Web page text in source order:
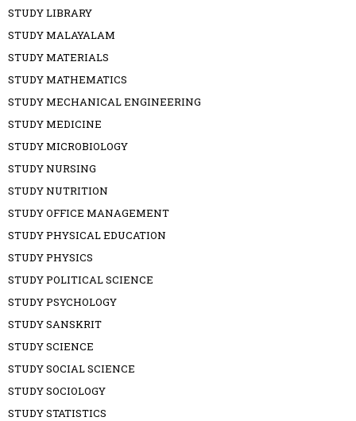
STUDY LIBRARY
STUDY MALAYALAM
STUDY MATERIALS
STUDY MATHEMATICS
STUDY MECHANICAL ENGINEERING
STUDY MEDICINE
STUDY MICROBIOLOGY
STUDY NURSING
STUDY NUTRITION
STUDY OFFICE MANAGEMENT
STUDY PHYSICAL EDUCATION
STUDY PHYSICS
STUDY POLITICAL SCIENCE
STUDY PSYCHOLOGY
STUDY SANSKRIT
STUDY SCIENCE
STUDY SOCIAL SCIENCE
STUDY SOCIOLOGY
STUDY STATISTICS